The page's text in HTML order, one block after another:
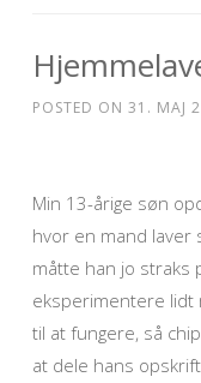
POSTED ON 31. MAJ
Min 13-årige søn
hvor en mand laver
måtte han jo straks
eksperimentere lidt
til at fungere, så
at dele hans